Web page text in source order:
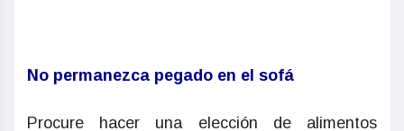
No permanezca pegado en el sofá
Procure hacer una elección de alimentos